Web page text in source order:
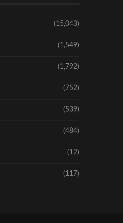
(15,043)
(1,549)
(1,792)
(752)
(539)
(484)
(12)
(117)